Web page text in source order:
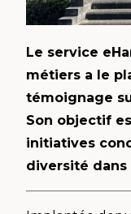
Le service
métiers a le
témoignage
Son objectif
initiatives
diversité dans